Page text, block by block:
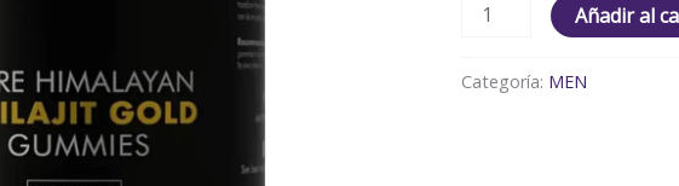
Añadir al
Categoría: MEN